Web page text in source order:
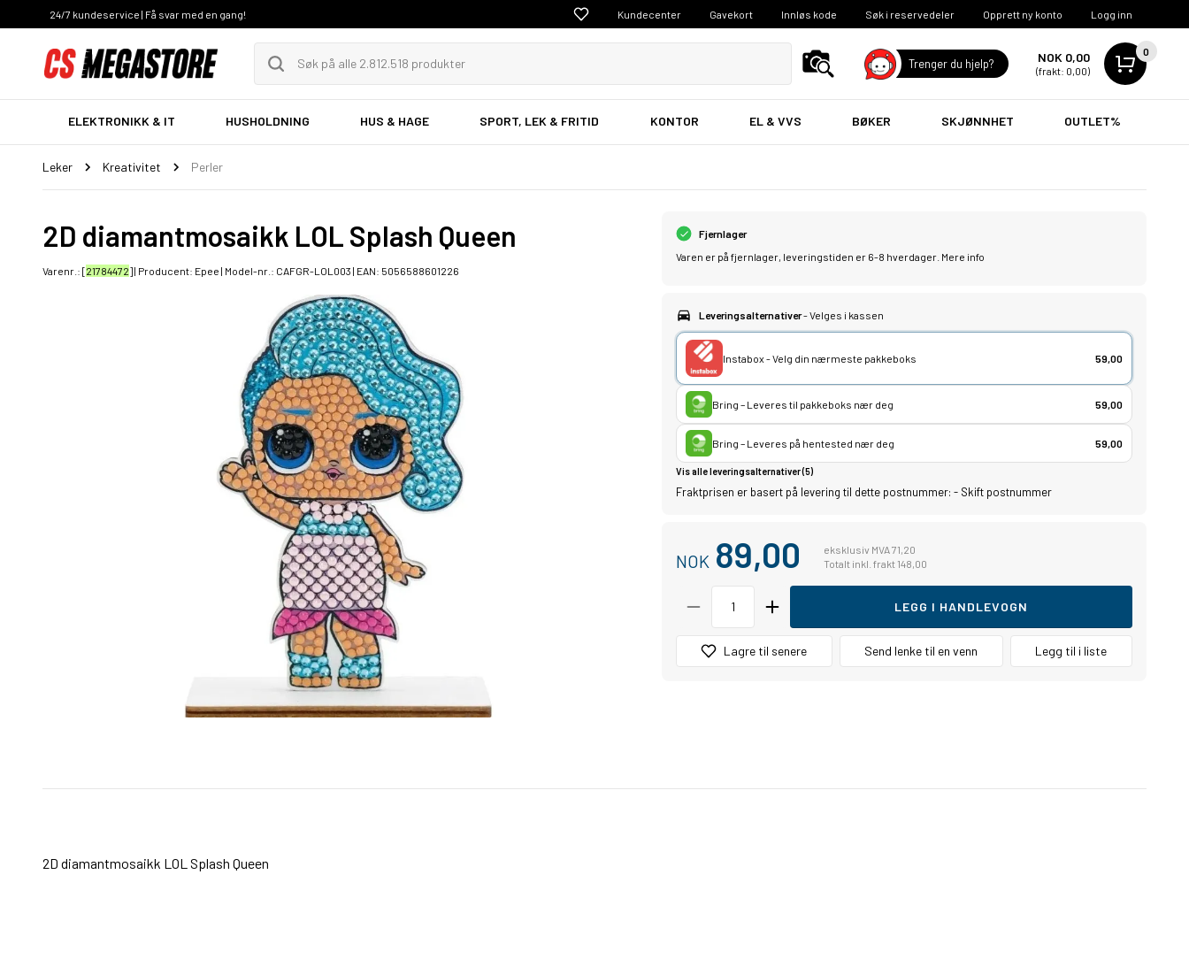
24/7 kundeservice | Få svar med en gang! Kundecenter Gavekort Innløs kode Søk i reservedeler Opprett ny konto Logg inn
Trenger du hjelp? NOK 0,00
(frakt: 0,00)
0
ELEKTRONIKK & IT HUSHOLDNING HUS & HAGE SPORT, LEK & FRITID KONTOR EL & VVS BØKER SKJØNNHET OUTLET%
Leker Kreativitet Perler
2D diamantmosaikk LOL Splash Queen
Varenr.: [21784472] | Producent: Epee | Model-nr.: CAFGR-LOL003 | EAN: 5056588601226
Fjernlager
Varen er på fjernlager, leveringstiden er 6-8 hverdager. Mere info
Leveringsalternativer- Velges i kassen
Instabox - Velg din nærmeste pakkeboks 59,00
Bring – Leveres til pakkeboks nær deg 59,00
Bring – Leveres på hentested nær deg 59,00
Vis alle leveringsalternativer (5)
Fraktprisen er basert på levering til dette postnummer: - Skift postnummer
NOK 89,00
eksklusiv MVA 71,20
Totalt inkl. frakt 148,00
LEGG I HANDLEVOGN
Lagre til senere Send lenke til en venn Legg til i liste
2D diamantmosaikk LOL Splash Queen